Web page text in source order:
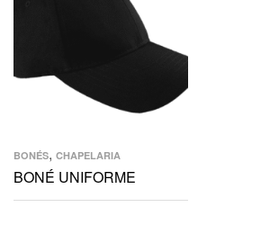
BONÉS, CHAPELARIA
BONÉ UNIFORME